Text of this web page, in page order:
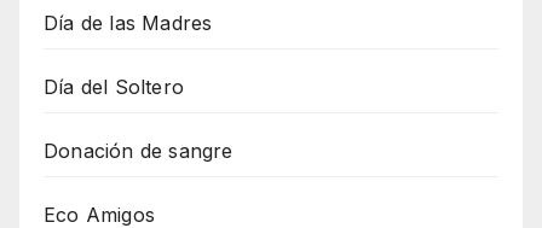
Día de las Madres
Día del Soltero
Donación de sangre
Eco Amigos